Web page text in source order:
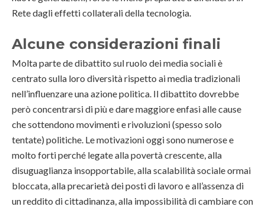
Rete dagli effetti collaterali della tecnologia.
Alcune considerazioni finali
Molta parte de dibattito sul ruolo dei media sociali è
centrato sulla loro diversità rispetto ai media tradizionali
nell’influenzare una azione politica. Il dibattito dovrebbe
però concentrarsi di più e dare maggiore enfasi alle cause
che sottendono movimenti e rivoluzioni (spesso solo
tentate) politiche. Le motivazioni oggi sono numerose e
molto forti perché legate alla povertà crescente, alla
disuguaglianza insopportabile, alla scalabilità sociale ormai
bloccata, alla precarietà dei posti di lavoro e all’assenza di
un reddito di cittadinanza, alla impossibilità di cambiare con